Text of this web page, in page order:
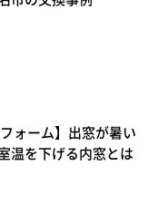
フォーム】出窓が暑い
温を下げる内窓とは